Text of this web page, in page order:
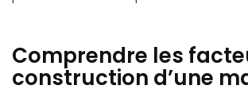
Comprendre les
construction d’une